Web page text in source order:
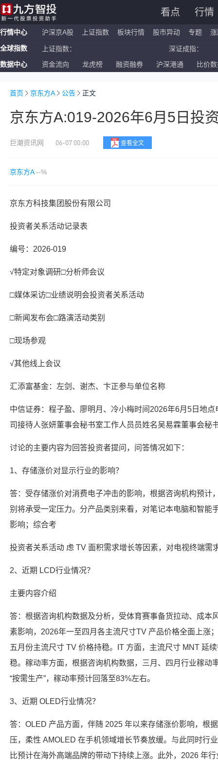
看点 行情
行情中心 沪深京A股 上证指数 板块行情 股市异动 专题
全球指数
上证指数： 深证成
恒生指数： 国企指
上证指数：
数据中心 资金流向 龙虎榜 融资融券 沪深港通 比价
首页 京东方A 公告 正文
京东方A:019-2026年6月5日投
巨潮资讯网 06-07 00:00 查看全文
京东方A --%
京东方科技集团股份有限公司
投资者关系活动记录表
编号：2026-019
√特定对象调研□分析师会议
□媒体采访□业绩说明会投资者关系活动
□新闻发布会□路演活动类别
□现场参观
√其他线上会议
汇添富基金：左剑、谢杰、卞正参与单位名称
中信证券：程子盈、廖明月、冷小梅时间2026年6月5日地
司接待人张妍董事会秘书室工作人员员姓名吴易霖董事会秘
讨论的主要内容为回答投资者提问，问答情况如下：
1、存储涨价对显示行业的影响？
答：受存储涨价对消费电子冲击的影响，根据咨询机构预计
别将承受一定压力。分产品类别来看，对笔记本电脑和智能
影响；综合考
投资者关系活动 虑 TV 面积需求增长等因素，对电视终端需
2、近期 LCD行业情况？
主要内容介绍
答：根据咨询机构数据及分析，受体育赛事备货拉动、成本
素影响，2026年一至四月各主流尺寸TV 产品价格全面上涨
五月份主流尺寸 TV 价格持稳。IT 方面，主流尺寸 MNT 延
稳。稼动率方面，根据咨询机构数据，三月、四月行业稼动
“按需生产”，稼动率预计回落至83%左右。
3、近期 OLED行业情况？
答：OLED 产品方面，伴随 2025 年以来存储涨价影响，根
压，柔性 AMOLED 在手机领域增长节奏放缓。与此同时行
比预计在海外高端品牌的带动下持续上涨。此外，2026 年